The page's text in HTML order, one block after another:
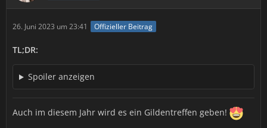
26. Juni 2023 um 23:41 Offizieller Beitrag
TL;DR:
Spoiler anzeigen
Auch im diesem Jahr wird es ein Gildentreffen geben!